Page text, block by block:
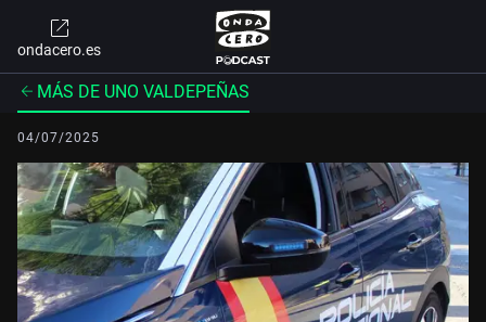
ondacero.es
MÁS DE UNO VALDEPEÑAS
04/07/2025